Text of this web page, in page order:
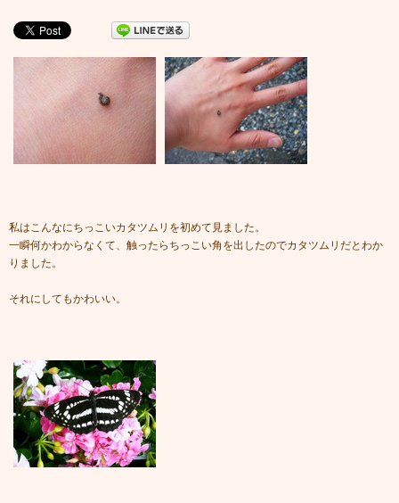
私はこんなにちっこいカタツムリを初めて見ました。
一瞬何かわからなくて、触ったらちっこい角を出したのでカタツムリだとわか
りました。
それにしてもかわいい。